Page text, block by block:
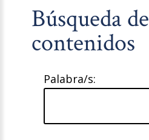
Búsqueda de
contenidos
Palabra/s: